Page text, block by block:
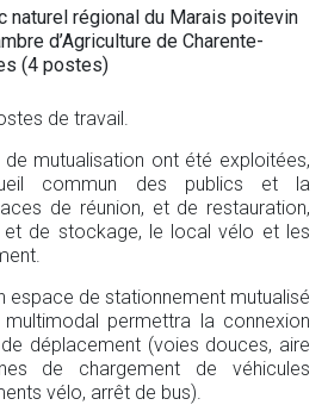
naturel régional du Marais poitevin
d’Agriculture de Charente-
(4 postes)
de travail.
mutualisation ont été exploitées,
commun des publics et la
de réunion, et de restauration,
et de stockage, le local vélo et les
espace de stationnement mutualisé
permettra la connexion
déplacement (voies douces, aire
de chargement de véhicules
vélo, arrêt de bus).